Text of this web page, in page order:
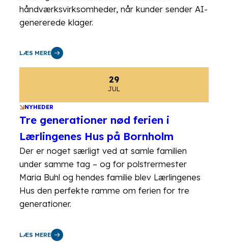
håndværksvirksomheder, når kunder sender AI-
genererede klager.
LÆS MERE
29
JUL
NYHEDER
Tre generationer nød ferien i
Lærlingenes Hus på Bornholm
Der er noget særligt ved at samle familien
under samme tag – og for polstrermester
Maria Buhl og hendes familie blev Lærlingenes
Hus den perfekte ramme om ferien for tre
generationer.
LÆS MERE